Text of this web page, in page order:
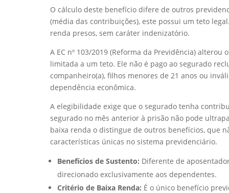
O cálculo deste benefício difere de outros
(média das contribuições), este possui um teto
renda presos, sem caráter indenizatório.
A EC nº 103/2019 (Reforma da Previdência)
limitada a um teto. Ele não é pago ao segurado
companheiro(a), filhos menores de 21 anos ou
dependência econômica.
A elegibilidade exige que o segurado tenha
segurado no mês anterior à prisão não pode
baixa renda o distingue de outros benefícios, que
características únicas no sistema previdenciário.
Benefícios de Sustento: Diferente de
direcionado exclusivamente aos dependentes.
Critério de Baixa Renda: É o único benefício